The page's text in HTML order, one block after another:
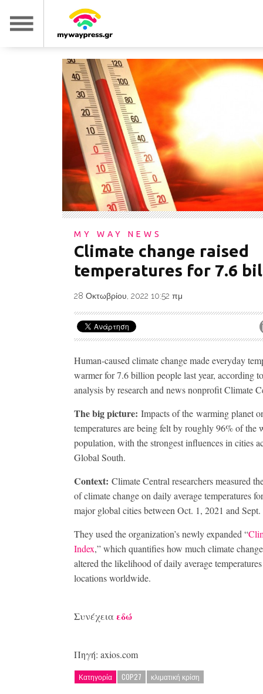
MY WAY NEWS
Climate change raised
temperatures for 7.6
28 Οκτωβρίου, 2022 10:52 πμ
Human-caused climate change made everyday
warmer for 7.6 billion people last year, according
analysis by research and news nonprofit Climate
The big picture: Impacts of the warming planet
temperatures are being felt by roughly 96% of the
population, with the strongest influences in cities
Global South.
Context: Climate Central researchers measured
of climate change on daily average temperatures
major global cities between Oct. 1, 2021 and
They used the organization’s newly expanded “
Index,” which quantifies how much climate
altered the likelihood of daily average
locations worldwide.
Συνέχειαεδώ
Πηγή: axios.com
Κατηγορία COP27 κλιματική κρίση